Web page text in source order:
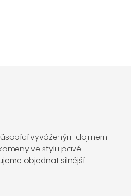
vyváženým dojmem
ve stylu pavé.
objednat silnější